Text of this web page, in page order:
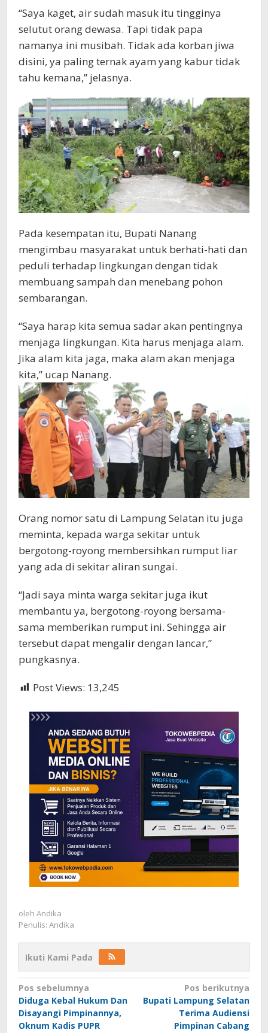
“Saya kaget, air sudah masuk itu tingginya
selutut orang dewasa. Tapi tidak papa
namanya ini musibah. Tidak ada korban jiwa
disini, ya paling ternak ayam yang kabur tidak
tahu kemana,” jelasnya.
Pada kesempatan itu, Bupati Nanang
mengimbau masyarakat untuk berhati-hati dan
peduli terhadap lingkungan dengan tidak
membuang sampah dan menebang pohon
sembarangan.
“Saya harap kita semua sadar akan pentingnya
menjaga lingkungan. Kita harus menjaga alam.
Jika alam kita jaga, maka alam akan menjaga
kita,” ucap Nanang.
Orang nomor satu di Lampung Selatan itu juga
meminta, kepada warga sekitar untuk
bergotong-royong membersihkan rumput liar
yang ada di sekitar aliran sungai.
“Jadi saya minta warga sekitar juga ikut
membantu ya, bergotong-royong bersama-
sama memberikan rumput ini. Sehingga air
tersebut dapat mengalir dengan lancar,”
pungkasnya.
Post Views: 13,245
oleh Andika
Penulis: Andika
Ikuti Kami Pada
Navigasi
pos
Pos sebelumnya
Diduga Kebal Hukum Dan
Disayangi Pimpinannya,
Oknum Kadis PUPR
Pos berikutnya
Bupati Lampung Selatan
Terima Audiensi
Pimpinan Cabang